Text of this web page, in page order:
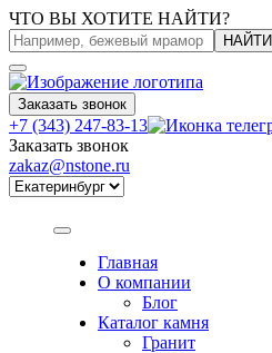
ЧТО ВЫ ХОТИТЕ НАЙТИ?
НАЙТИ
Заказать звонок
+7 (343) 247-83-13
Заказать звонок
zakaz@nstone.ru
Главная
О компании
Блог
Каталог камня
Гранит